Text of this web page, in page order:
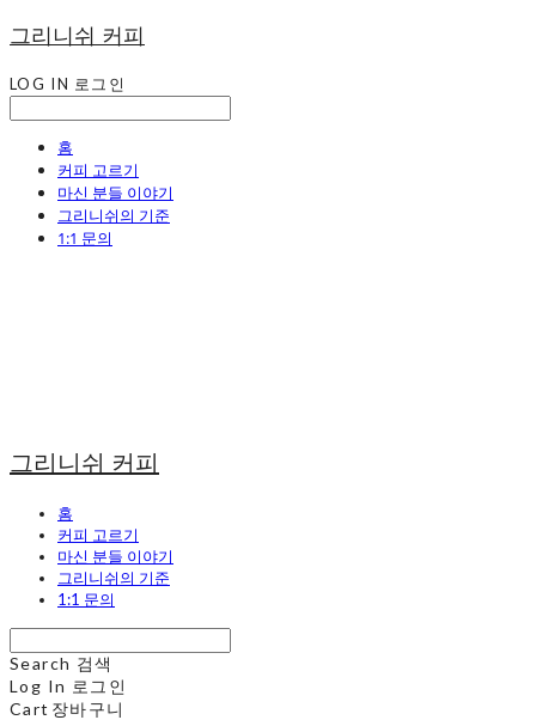
그리니쉬 커피
LOG IN 로그인
홈
커피 고르기
마신 분들 이야기
그리니쉬의 기준
1:1 문의
그리니쉬 커피
홈
커피 고르기
마신 분들 이야기
그리니쉬의 기준
1:1 문의
Search 검색
Log In 로그인
Cart 장바구니